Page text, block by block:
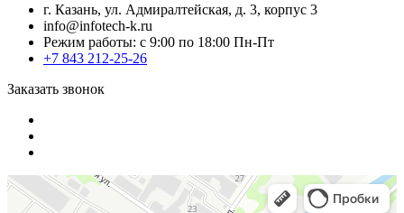
г. Казань, ул. Адмиралтейская, д. 3, корпус 3
info@infotech-k.ru
Режим работы: с 9:00 по 18:00 Пн-Пт
+7 843 212-25-26
Заказать звонок